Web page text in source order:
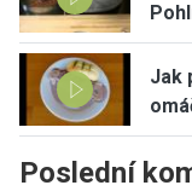
Jak
Poslední